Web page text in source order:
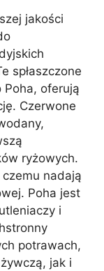
jakości
spłaszczone
Poha, oferują
Czerwone
ryżowych.
nadają
Poha jest
i
potrawach,
jak i